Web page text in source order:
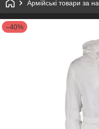
Армійські товари за
–40%